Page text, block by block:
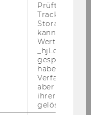
foundational
economics on
Prüft, ob der
Tracking
Storage
kann. Wenn
Wert 1
haben keine
Verfallszeit,
aber fast
ihrer
gelöscht.